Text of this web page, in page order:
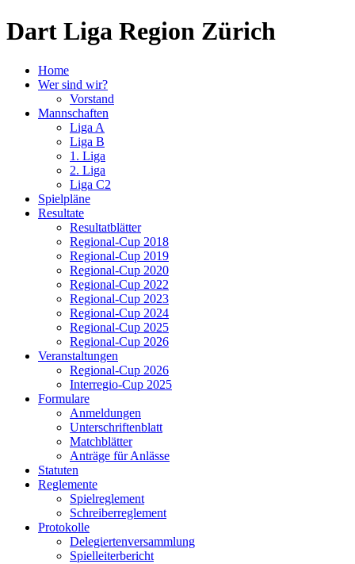
Dart Liga Region Zürich
Home
Wer sind wir?
Vorstand
Mannschaften
Liga A
Liga B
1. Liga
2. Liga
Liga C2
Spielpläne
Resultate
Resultatblätter
Regional-Cup 2018
Regional-Cup 2019
Regional-Cup 2020
Regional-Cup 2022
Regional-Cup 2023
Regional-Cup 2024
Regional-Cup 2025
Regional-Cup 2026
Veranstaltungen
Regional-Cup 2026
Interregio-Cup 2025
Formulare
Anmeldungen
Unterschriftenblatt
Matchblätter
Anträge für Anlässe
Statuten
Reglemente
Spielreglement
Schreiberreglement
Protokolle
Delegiertenversammlung
Spielleiterbericht